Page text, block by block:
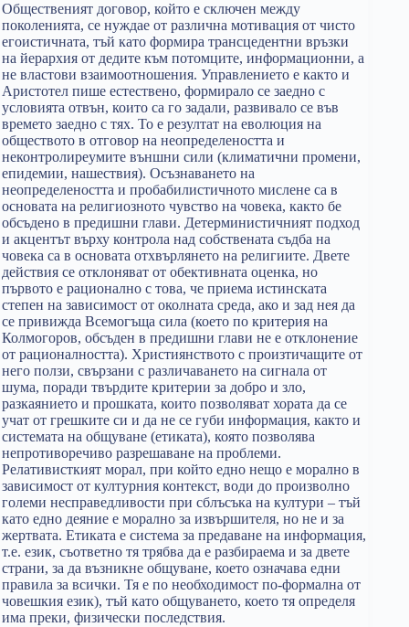
Общественият договор, който е сключен между
поколенията, се нуждае от различна мотивация от чисто
егоистичната, тъй като формира трансцедентни връзки
на йерархия от дедите към потомците, информационни, а
не властови взаимоотношения. Управлението е както и
Аристотел пише естествено, формирало се заедно с
условията отвън, които са го задали, развивало се във
времето заедно с тях. То е резултат на еволюция на
обществото в отговор на неопределеността и
неконтролиреумите външни сили (климатични промени,
епидемии, нашествия). Осъзнаването на
неопределеността и пробабилистичното мислене са в
основата на религиозното чувство на човека, както бе
обсъдено в предишни глави. Детерминистичният подход
и акцентът върху контрола над собствената съдба на
човека са в основата отхвърлянето на религиите. Двете
действия се отклоняват от обективната оценка, но
първото е рационално с това, че приема истинската
степен на зависимост от околната среда, ако и зад нея да
се привижда Всемогъща сила (което по критерия на
Колмогоров, обсъден в предишни глави не е отклонение
от рационалността). Християнството с произтичащите от
него ползи, свързани с различаването на сигнала от
шума, поради твърдите критерии за добро и зло,
разкаянието и прошката, които позволяват хората да се
учат от грешките си и да не се губи информация, както и
системата на общуване (етиката), която позволява
непротиворечиво разрешаване на проблеми.
Релативисткият морал, при който едно нещо е морално в
зависимост от културния контекст, води до произволно
големи несправедливости при сблъсъка на култури – тъй
като едно деяние е морално за извършителя, но не и за
жертвата. Етиката е система за предаване на информация,
т.е. език, съответно тя трябва да е разбираема и за двете
страни, за да възникне общуване, което означава едни
правила за всички. Тя е по необходимост по-формална от
човешкия език), тъй като общуването, което тя определя
има преки, физически последствия.